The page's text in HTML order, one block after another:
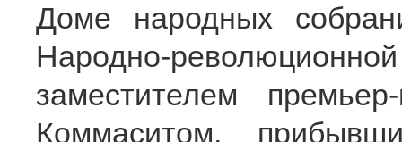
Доме народных
Народно-
заместителем
Коммаситом,